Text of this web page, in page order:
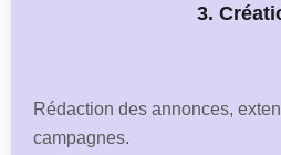
3.
Rédaction des annonces,
campagnes.